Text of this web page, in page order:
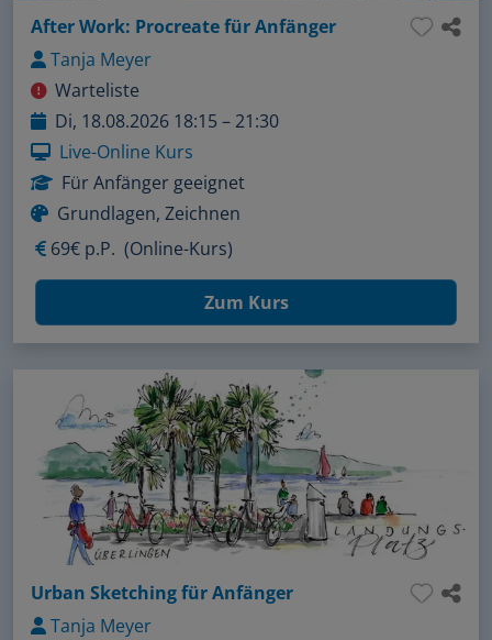
After Work: Procreate für Anfänger
Tanja Meyer
Warteliste
Di, 18.08.2026 18:15 – 21:30
Live-Online Kurs
Für Anfänger geeignet
Grundlagen, Zeichnen
69€ p.P. (Online-Kurs)
Zum Kurs
Urban Sketching für Anfänger
Tanja Meyer